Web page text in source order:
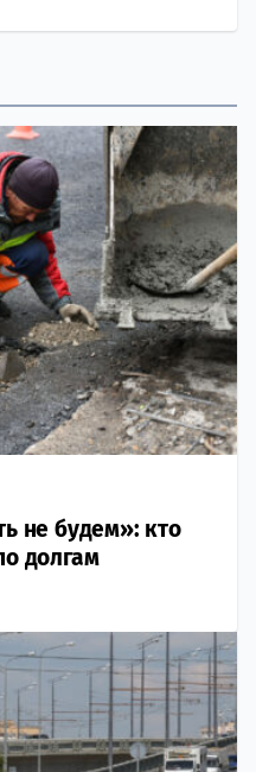
не будем»: кто
долгам